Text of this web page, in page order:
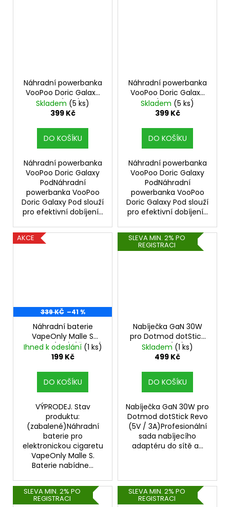
Náhradní powerbanka
VooPoo Doric Galaxy
Pod (Pink)
Skladem (5 ks)
399 Kč
DO KOŠÍKU
Náhradní powerbanka
VooPoo Doric Galaxy
PodNáhradní
powerbanka VooPoo
Doric Galaxy Pod slouží
pro efektivní dobíjení...
Náhradní powerbanka
VooPoo Doric Galaxy
Pod (Lake Blue)
Skladem (5 ks)
399 Kč
DO KOŠÍKU
Náhradní powerbanka
VooPoo Doric Galaxy
PodNáhradní
powerbanka VooPoo
Doric Galaxy Pod slouží
pro efektivní dobíjení...
AKCE
339 KČ –41 %
Náhradní baterie
VapeOnly Malle S
180mAh (2ks) (Černá)
- VÝPRODEJ.
Ihned k odeslání (1 ks)
199 Kč
DO KOŠÍKU
VÝPRODEJ. Stav
produktu:
(zabalené)Náhradní
baterie pro
elektronickou cigaretu
VapeOnly Malle S.
Baterie nabídne...
SLEVA MIN. 2% PO
REGISTRACI
Nabíječka GaN 30W
pro Dotmod dotStick
Revo (EU)
Skladem (1 ks)
499 Kč
DO KOŠÍKU
Nabíječka GaN 30W pro
Dotmod dotStick Revo
(5V / 3A)Profesionální
sada nabíjecího
adaptéru do sítě a...
SLEVA MIN. 2% PO
REGISTRACI
SLEVA MIN. 2% PO
REGISTRACI